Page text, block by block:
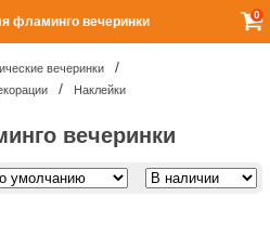
вечеринки
Наклейки
вечеринки
фламинго вечеринки 0